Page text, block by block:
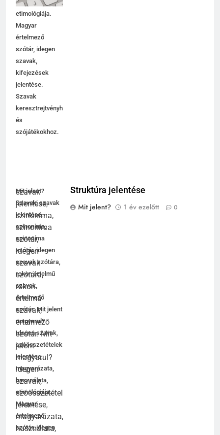
használata,
etimológiája.
Magyar
értelmező
szótár, idegen
szavak,
kifejezések
jelentése.
Szavak
keresztrejtvényhez
és
szójátékokhoz.
Mit jelent?
Szavak, szavak
jelentése,
szinoníma,
szinoníma
szótár, idegen
szavak szótára,
rokon értelmű
szavak,
értelmező
szótár. Mit jelent
magyarul?
Idegen szavak,
szóösszetételek
jelentése,
magyarázata,
használata,
etimológiája.
Magyar
értelmező
szótár, idegen
Struktúra jelentése
Mit jelent?
1 év ezelőtt 0